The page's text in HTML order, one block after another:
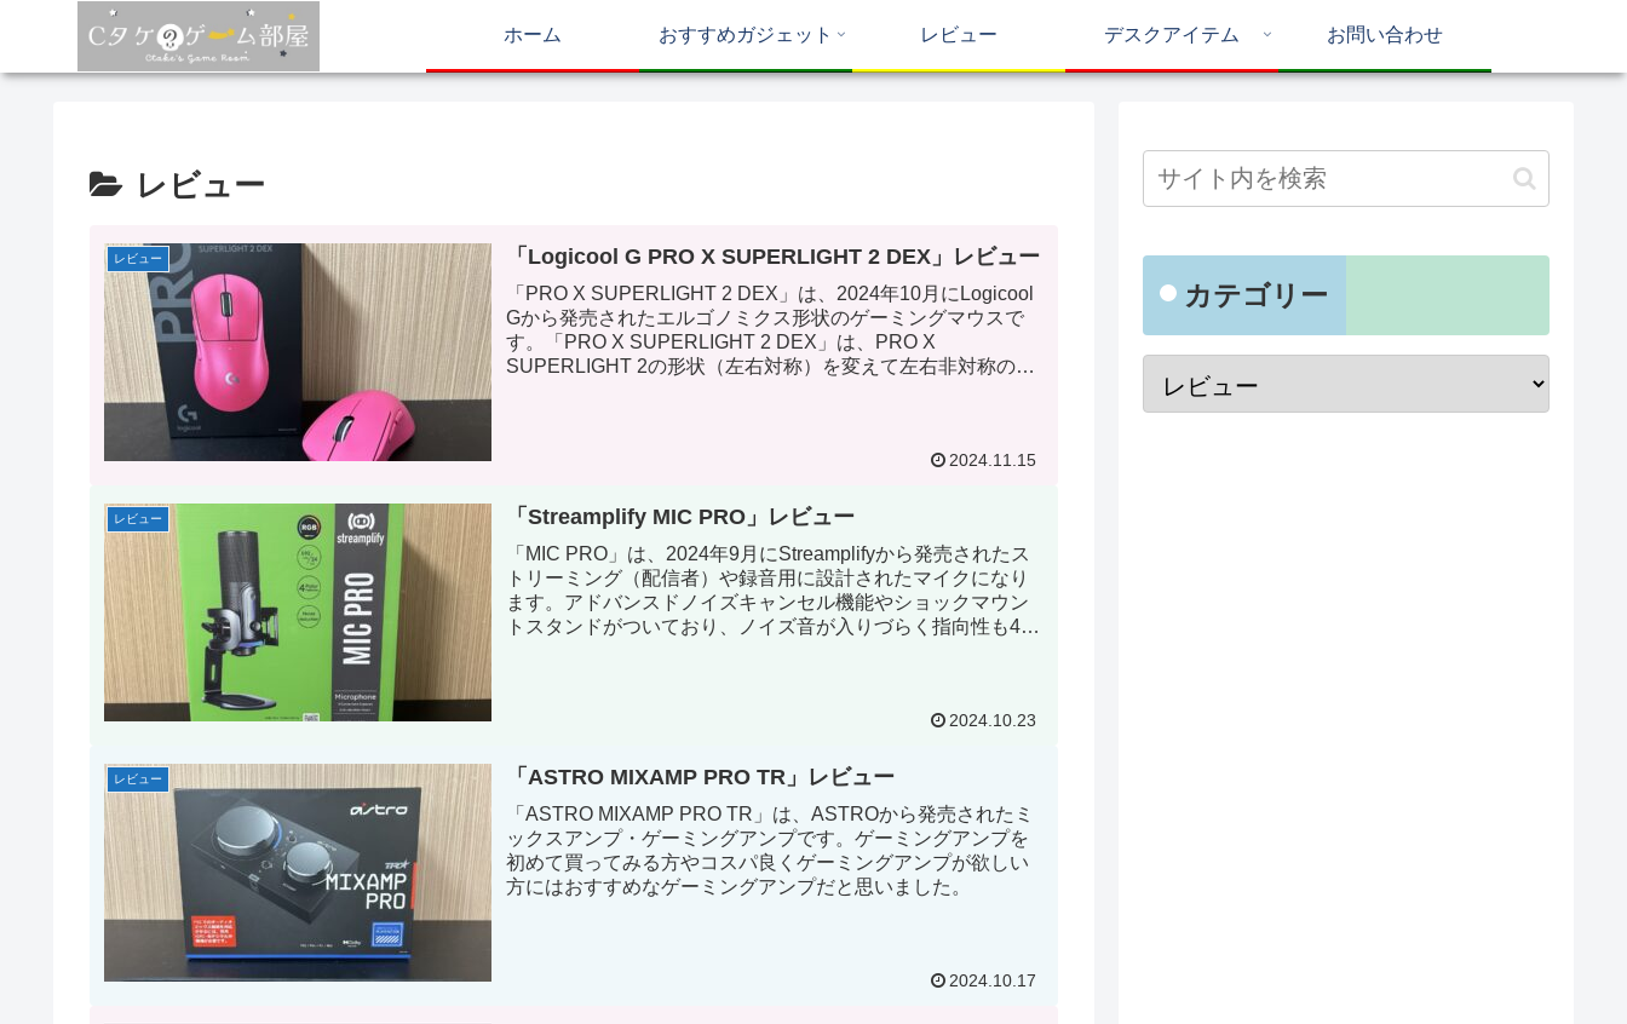
ホーム おすすめガジェット レビュー デスクアイテム お問い合わせ
レビュー
レビュー 「Logicool G PRO X SUPERLIGHT 2 DEX」レビュー
「PRO X SUPERLIGHT 2 DEX」は、2024年10月にLogicool
Gから発売されたエルゴノミクス形状のゲーミングマウスで
す。「PRO X SUPERLIGHT 2 DEX」は、PRO X
SUPERLIGHT 2の形状（左右対称）を変えて左右非対称のエ
2024.11.15
レビュー 「Streamplify MIC PRO」レビュー
「MIC PRO」は、2024年9月にStreamplifyから発売されたス
トリーミング（配信者）や録音用に設計されたマイクになり
ます。アドバンスドノイズキャンセル機能やショックマウン
トスタンドがついており、ノイズ音が入りづらく指向性も4種
2024.10.23
レビュー 「ASTRO MIXAMP PRO TR」レビュー
「ASTRO MIXAMP PRO TR」は、ASTROから発売されたミ
ックスアンプ・ゲーミングアンプです。ゲーミングアンプを
初めて買ってみる方やコスパ良くゲーミングアンプが欲しい
方にはおすすめなゲーミングアンプだと思いました。
2024.10.17
カテゴリー